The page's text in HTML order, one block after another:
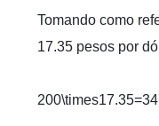
Tomando como
17.35 pesos por